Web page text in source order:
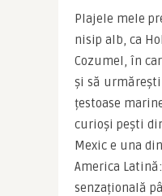
Plajele mele
nisip alb, ca
Cozumel, în
și să
țestoase
curioși pești
Mexic e una
America
senzațională